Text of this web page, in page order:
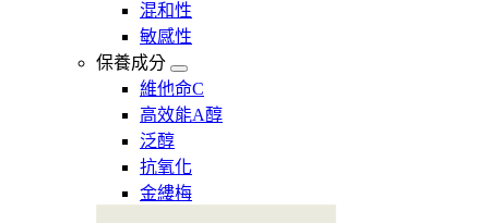
混和性
敏感性
保養成分
維他命C
高效能A醇
泛醇
抗氧化
金縷梅